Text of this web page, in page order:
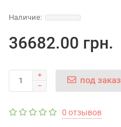
36682.00 грн.
под заказ
0 отзывов